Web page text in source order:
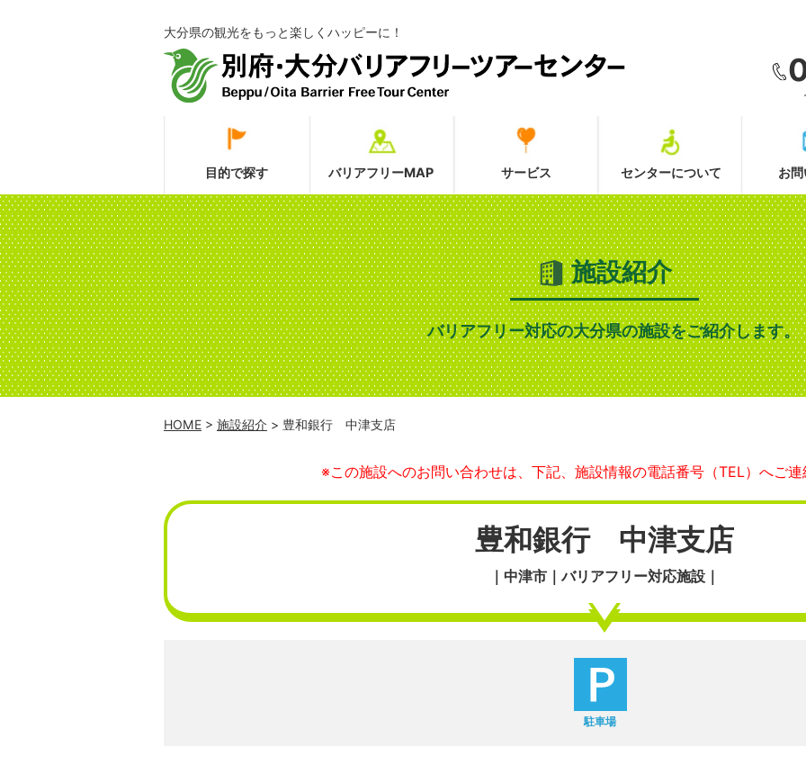
大分県の観光をもっと楽しくハッピーに！
目的で探す バリアフリーMAP サービス センターについて お
施設紹介
バリアフリー対応の大分県の施設をご紹介します。
HOME > 施設紹介 > 豊和銀行 中津支店
※この施設へのお問い合わせは、下記、施設情報の電話番号（TEL）へご連
豊和銀行 中津支店
｜中津市｜バリアフリー対応施設｜
駐車場